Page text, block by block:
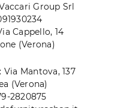
Group Srl
Cappello, 14
(Verona)
Mantova, 137
(Verona)
2820875